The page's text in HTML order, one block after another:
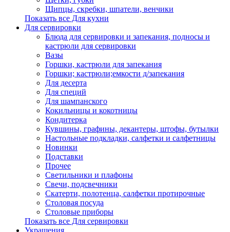
Щипцы, скребки, шпатели, венчики
Показать все Для кухни
Для сервировки
Блюда для сервировки и запекания, подносы и
кастрюли для сервировки
Вазы
Горшки, кастрюли для запекания
Горшки; кастрюли;емкости д/запекания
Для десерта
Для специй
Для шампанского
Кокильницы и кокотницы
Кондитерка
Кувшины, графины, декантеры, штофы, бутылки
Настольные подкладки, салфетки и салфетницы
Новинки
Подставки
Прочее
Светильники и плафоны
Свечи, подсвечники
Скатерти, полотенца, салфетки протирочные
Столовая посуда
Столовые приборы
Показать все Для сервировки
Украшения